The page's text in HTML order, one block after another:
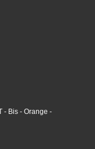
- Bis - Orange -